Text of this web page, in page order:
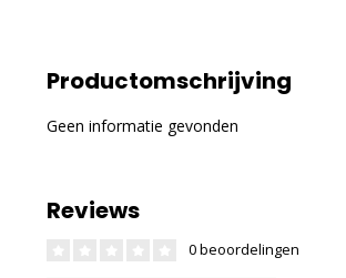
Productomschrijving
Geen informatie gevonden
Reviews
0 beoordelingen